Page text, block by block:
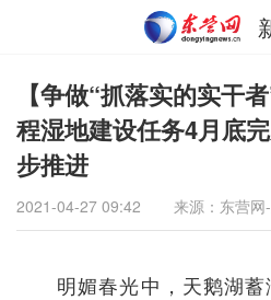
【争做“抓落实的实干
程湿地建设任务4月底
步推进
2021-04-27 09:42 来源：东营网
明媚春光中，天鹅湖蓄